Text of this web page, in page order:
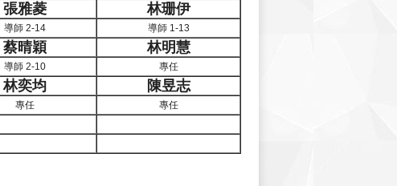
張雅菱 林珊伊
導師 2-14 導師 1-13
蔡晴穎 林明慧
導師 2-10 專任
林奕均 陳昱志
專任 專任